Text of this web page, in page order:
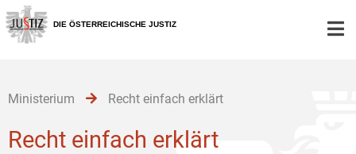
Zur
Hauptnavigation
[1]
Zum
Inhalt
[2]
Zum
Untermenü
[3]
DIE ÖSTERREICHISCHE JUSTIZ
Ministerium Recht einfach erklärt
Recht einfach erklärt